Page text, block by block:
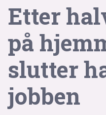
Etter
på
slutter
jobben
mørk modus
nyhetsbrev
kode24-klubben
LinkedIn
Bluesky
Facebook